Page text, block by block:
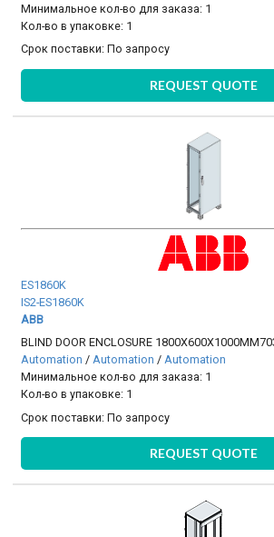
Минимальное кол-во для заказа: 1
Кол-во в упаковке: 1
Срок поставки:По запросу
REQUEST QUOTE
ES1860K
IS2-ES1860K
ABB
BLIND DOOR ENCLOSURE
Automation /Automation /Automation
Минимальное кол-во для заказа: 1
Кол-во в упаковке: 1
Срок поставки:По запросу
REQUEST QUOTE